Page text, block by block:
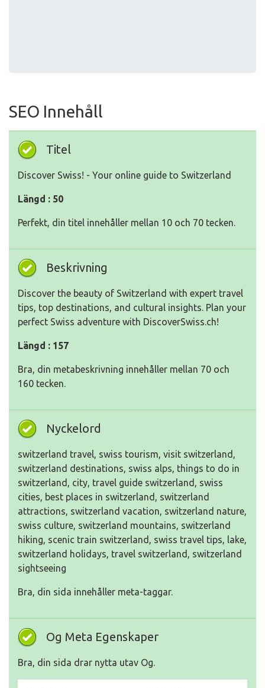
SEO Innehåll
Titel
Discover Swiss! - Your online guide to Switzerland
Längd : 50
Perfekt, din titel innehåller mellan 10 och 70 tecken.
Beskrivning
Discover the beauty of Switzerland with expert travel
tips, top destinations, and cultural insights. Plan your
perfect Swiss adventure with DiscoverSwiss.ch!
Längd : 157
Bra, din metabeskrivning innehåller mellan 70 och
160 tecken.
Nyckelord
switzerland travel, swiss tourism, visit switzerland,
switzerland destinations, swiss alps, things to do in
switzerland, city, travel guide switzerland, swiss
cities, best places in switzerland, switzerland
attractions, switzerland vacation, switzerland nature,
swiss culture, switzerland mountains, switzerland
hiking, scenic train switzerland, swiss travel tips, lake,
switzerland holidays, travel switzerland, switzerland
sightseeing
Bra, din sida innehåller meta-taggar.
Og Meta Egenskaper
Bra, din sida drar nytta utav Og.